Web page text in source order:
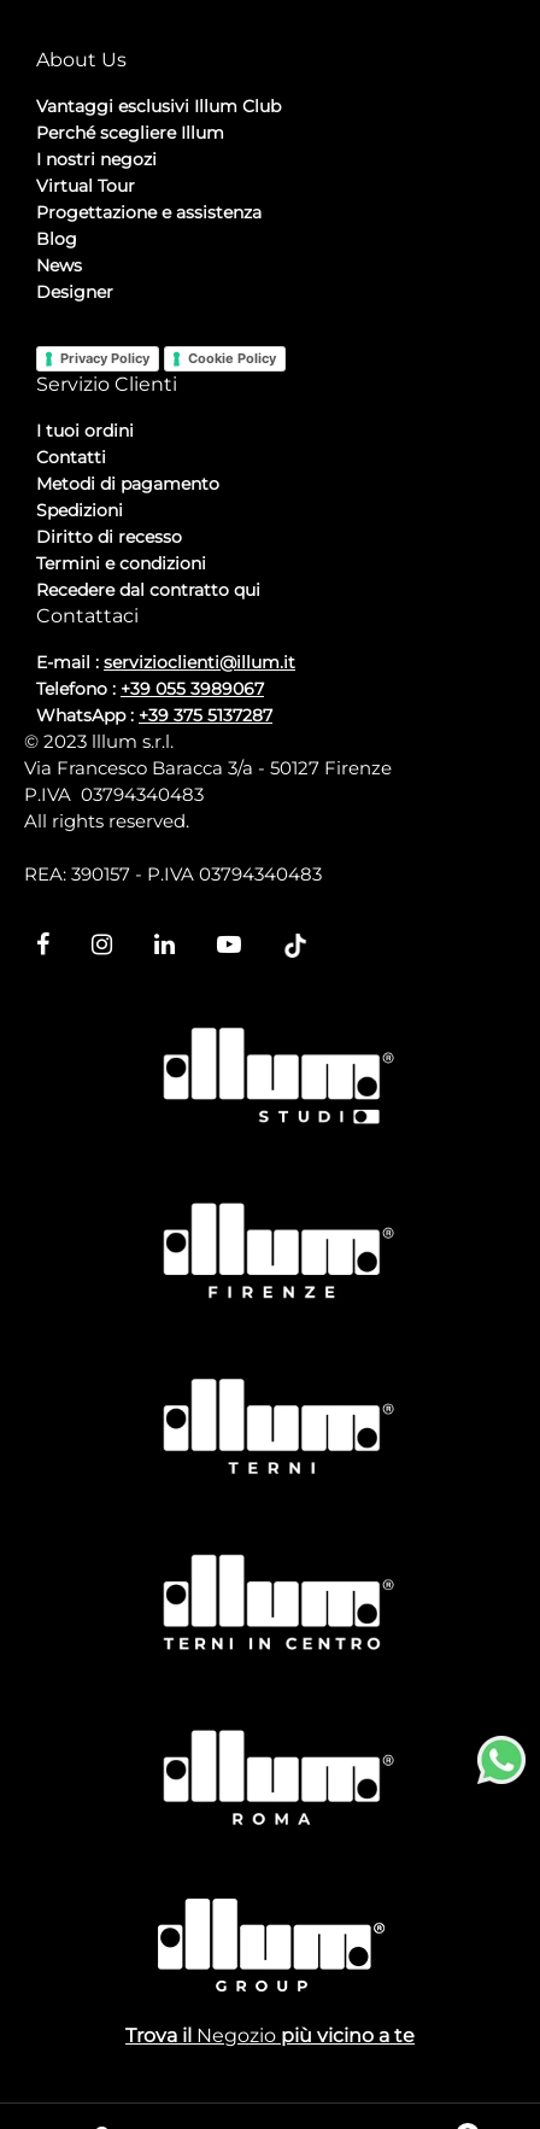
About Us
Vantaggi esclusivi Illum Club
Perché scegliere Illum
I nostri negozi
Virtual Tour
Progettazione e assistenza
Blog
News
Designer
Privacy Policy Cookie Policy
Servizio Clienti
I tuoi ordini
Contatti
Metodi di pagamento
Spedizioni
Diritto di recesso
Termini e condizioni
Recedere dal contratto qui
Contattaci
E-mail : servizioclienti@illum.it
Telefono : +39 055 3989067
WhatsApp : +39 375 5137287
© 2023 lllum s.r.l.
Via Francesco Baracca 3/a - 50127 Firenze
P.IVA 03794340483
All rights reserved.
REA: 390157 - P.IVA 03794340483
Trova il Negozio più vicino a te